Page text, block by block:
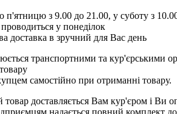
п'ятницю з 9.00 до 21.00, у суботу з
у понеділок
доставка в зручний для Вас день
транспортними та кур'єрськими
самостійно при отриманні товару.
доставляється Вам кур'єром і Ви